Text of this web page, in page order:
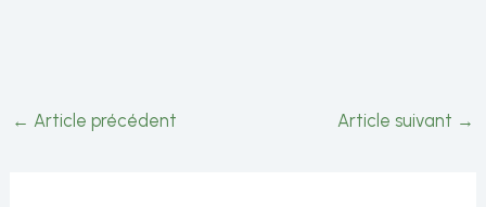
← Article précédent Article suivant →